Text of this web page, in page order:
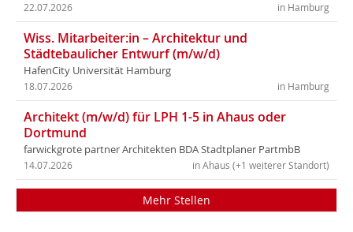
in Hamburg
22.07.2026
Wiss. Mitarbeiter:in – Architektur und
Städtebaulicher Entwurf (m/w/d)
HafenCity Universität Hamburg
in Hamburg
18.07.2026
Architekt (m/w/d) für LPH 1-5 in Ahaus oder
Dortmund
farwickgrote partner Architekten BDA Stadtplaner PartmbB
in Ahaus (+1 weiterer Standort)
14.07.2026
Mehr Stellen